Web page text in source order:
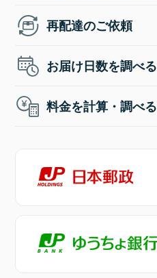
再配達のご依頼
お届け日数を調べる
料金を計算・調べる